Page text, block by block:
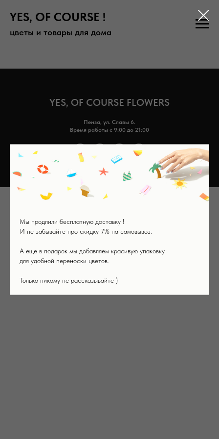
YES, OF COURSE !
цветы и товары для дома
YES, OF COURSE FLOWERS
Пенза, ул. Славы 6.
Время работы с 9:00 до 21:00
Мы продлили бесплатную доставку !
И не забывайте про скидку 7% на самовывоз.
А еще в подарок мы добавляем красивую упаковку
для удобной переноски цветов.
Только никому не рассказывайте )